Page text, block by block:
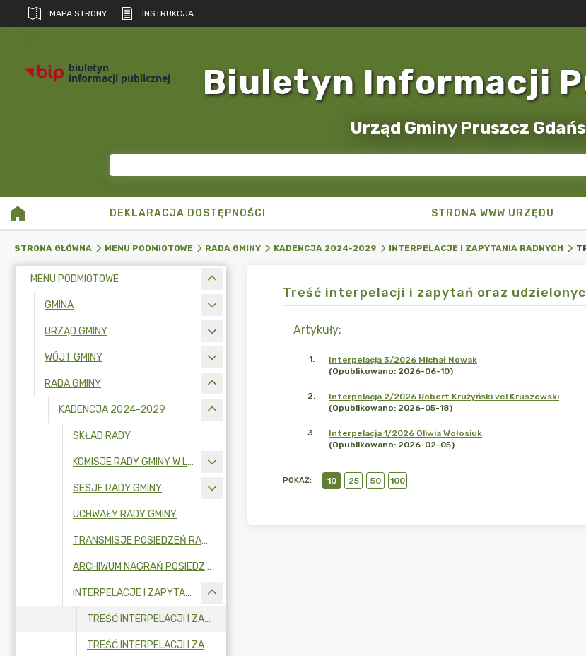
MAPA STRONY INSTRUKCJA
biuletyn
informacji publicznej Biuletyn Informacji
Urząd Gminy Pruszcz
DEKLARACJA DOSTĘPNOŚCI STRONA WWW URZĘDU
STRONA GŁÓWNA MENU PODMIOTOWE RADA GMINY KADENCJA 2024-2029 INTERPELACJE I ZAPYTANIA RADNYCH
MENU PODMIOTOWE
GMINA
URZĄD GMINY
WÓJT GMINY
RADA GMINY
KADENCJA 2024-2029
SKŁAD RADY
KOMISJE RADY GMINY W LATACH 2024-2029
SESJE RADY GMINY
UCHWAŁY RADY GMINY
TRANSMISJE POSIEDZEŃ RADY GMINY
ARCHIWUM NAGRAŃ POSIEDZEŃ RADY GMINY
INTERPELACJE I ZAPYTANIA RADNYCH
TREŚĆ INTERPELACJI I ZAPYTAŃ ORAZ UDZIELONYCH ODPOWIEDZI W 2026 R.
TREŚĆ INTERPELACJI I ZAPYTAŃ ORAZ UDZIELONYCH ODPOWIEDZI W 2025 R.
Treść interpelacji i zapytań oraz
Artykuły:
1.
Interpelacja 3/2026 Michał Nowak
(Opublikowano: 2026-06-10)
2.
Interpelacja 2/2026 Robert Krużyński vel Kruszewski
(Opublikowano: 2026-05-18)
3.
Interpelacja 1/2026 Oliwia Wołosiuk
(Opublikowano: 2026-02-05)
POKAŻ: 10 25 50 100